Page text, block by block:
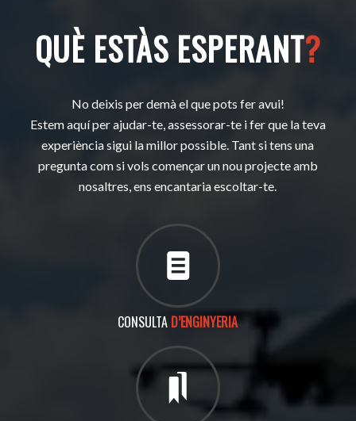
QUÈ ESTÀS ESPERANT?
No deixis per demà el que pots fer avui!
Estem aquí per ajudar-te, assessorar-te i fer que la teva
experiència sigui la millor possible. Tant si tens una
pregunta com si vols començar un nou projecte amb
nosaltres, ens encantaria escoltar-te.
CONSULTA D’ENGINYERIA